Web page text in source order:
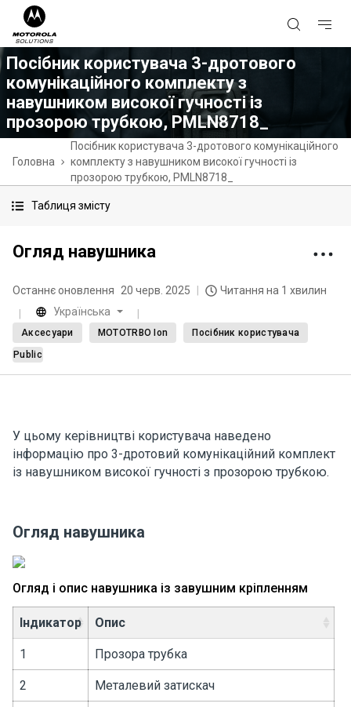
Посібник користувача 3-дротового
комунікаційного комплекту з
навушником високої гучності із
прозорою трубкою, PMLN8718_
Головна
Посібник користувача 3-дротового комунікаційного
комплекту з навушником високої гучності із
прозорою трубкою, PMLN8718_
Таблиця змісту
Огляд навушника
Останнє оновлення 20 черв. 2025
Читання на 1 хвилин
Українська
Аксесуари MOTOTRBO Ion
Посібник користувача
Public
У цьому керівництві користувача наведено
інформацію про 3-дротовий комунікаційний комплект
із навушником високої гучності з прозорою трубкою.
Огляд навушника
Огляд і опис навушника із завушним кріпленням
Індикатор Опис
1 Прозора трубка
2 Металевий затискач